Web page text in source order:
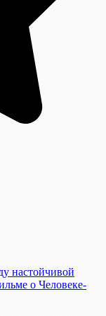
настойчивой
о Человеке-